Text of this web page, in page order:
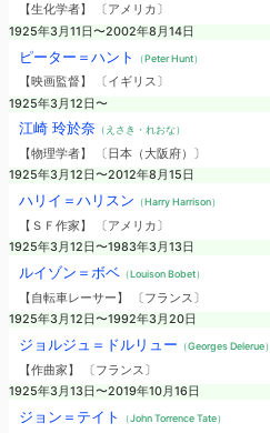
【生化学者】 〔アメリカ〕
1925年3月11日〜2002年8月14日
ピーター＝ハント （Peter Hunt）
【映画監督】 〔イギリス〕
1925年3月12日〜
江崎 玲於奈（えさき・れおな）
【物理学者】 〔日本（大阪府）〕
1925年3月12日〜2012年8月15日
ハリイ＝ハリスン （Harry Harrison）
【ＳＦ作家】 〔アメリカ〕
1925年3月12日〜1983年3月13日
ルイゾン＝ボベ（Louison Bobet）
【自転車レーサー】 〔フランス〕
1925年3月12日〜1992年3月20日
ジョルジュ＝ドルリュー （Georges Delerue）
【作曲家】 〔フランス〕
1925年3月13日〜2019年10月16日
ジョン＝テイト （John Torrence Tate）